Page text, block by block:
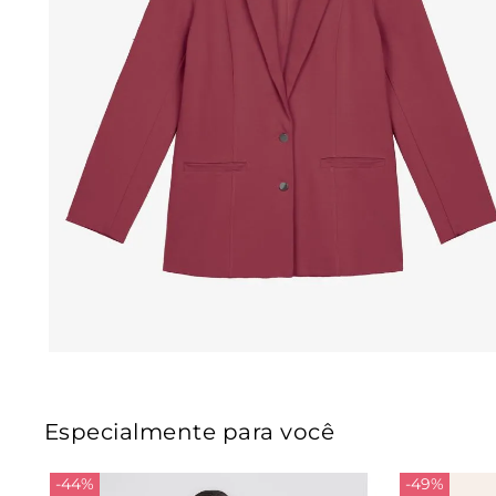
Especialmente para você
-44% -49%